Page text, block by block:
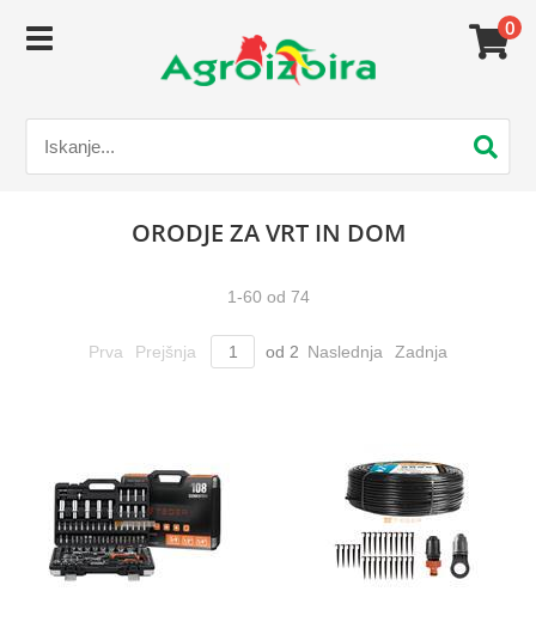
0
ORODJE ZA VRT IN DOM
1-60 od 74
Prva Prejšnja od 2 Naslednja Zadnja